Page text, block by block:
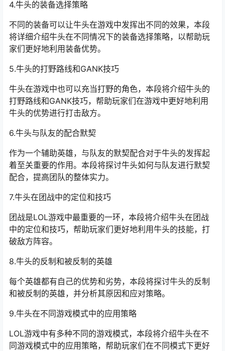
4.牛头的装备选择策略
不同的装备可以让牛头在游戏中发挥出不同的效果，本段
将详细介绍牛头在不同情况下的装备选择策略，以帮助玩
家们更好地利用装备优势。
5.牛头的打野路线和GANK技巧
牛头在游戏中也可以充当打野的角色，本段将介绍牛头的
打野路线和GANK技巧，帮助玩家们在游戏中更好地利用
牛头的优势进行打击敌方。
6.牛头与队友的配合默契
作为一个辅助英雄，与队友的默契配合对于牛头的发挥起
着至关重要的作用。本段将探讨牛头如何与队友进行默契
配合，提高团队的整体实力。
7.牛头在团战中的定位和技巧
团战是LOL游戏中最重要的一环，本段将介绍牛头在团战
中的定位和技巧，帮助玩家们更好地利用牛头的技能，打
破敌方阵容。
8.牛头的反制和被反制的英雄
每个英雄都有自己的优势和劣势，本段将探讨牛头的反制
和被反制的英雄，并分析其原因和应对策略。
9.牛头在不同游戏模式中的应用策略
LOL游戏中有多种不同的游戏模式，本段将介绍牛头在不
同游戏模式中的应用策略，帮助玩家们在不同模式下更好